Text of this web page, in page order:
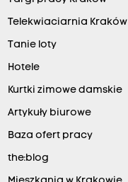
Telekwiaciarnia Kraków
Tanie loty
Hotele
Kurtki zimowe damskie
Artykuły biurowe
Baza ofert pracy
the:blog